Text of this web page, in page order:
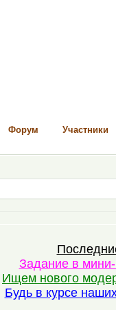
Форум Участники
Задание в
Ищем нового
Будь в курсе